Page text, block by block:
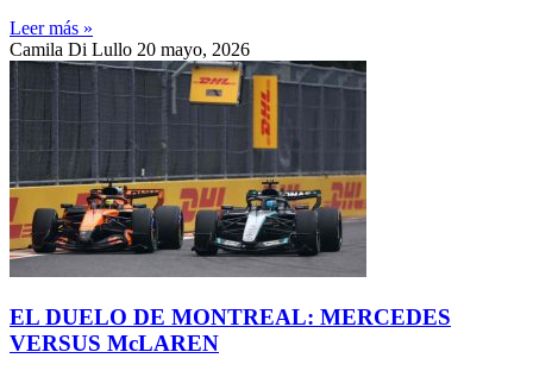
Leer más »
Camila Di Lullo 20 mayo, 2026
EL DUELO DE MONTREAL: MERCEDES
VERSUS McLAREN